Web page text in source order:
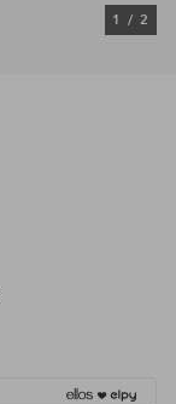
1 / 2